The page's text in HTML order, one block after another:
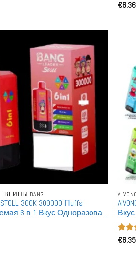
€6.36
BANG
300K 300000 Пuffs
6 в 1 Вкус Одноразовая
Крупная покупка
80K
€6.35